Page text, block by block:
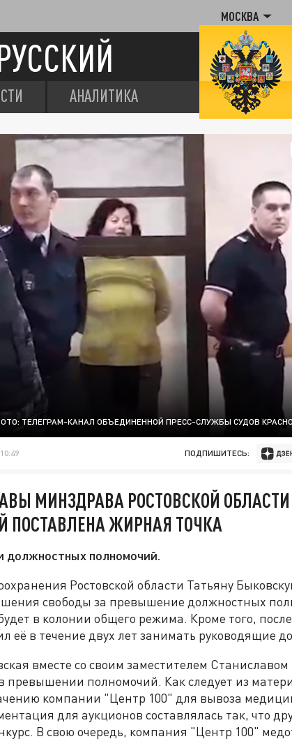
МОСКВА
АНАЛИТИКА
ТЕЛЕГРАМ-КАНАЛ ОБЪЕДИНЕННОЙ ПРЕСС-СЛУЖБЫ СУДОВ
ПОДПИШИТЕСЬ:
МИНЗДРАВА РОСТОВСКОЙ ОБЛАСТИ
ПОСТАВЛЕНА ЖИРНАЯ ТОЧКА
должностных полномочий.
Ростовской области Татьяну
свободы за превышение должностных
в колонии общего режима. Кроме того, после
её в течение двух лет занимать руководящие
вместе со своим заместителем Станиславом
превышении полномочий. Как следует из
компании "Центр 100" для вывоза
для аукционов составлялась так, что
В свою очередь, компания "Центр 100"